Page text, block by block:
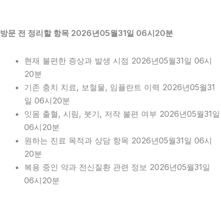
방문 전 정리할 항목 2026년05월31일 06시20분
현재 불편한 증상과 발생 시점 2026년05월31일 06시
20분
기존 충치 치료, 보철물, 임플란트 이력 2026년05월31
일 06시20분
잇몸 출혈, 시림, 붓기, 저작 불편 여부 2026년05월31일
06시20분
원하는 진료 목적과 상담 항목 2026년05월31일 06시
20분
복용 중인 약과 전신질환 관련 정보 2026년05월31일
06시20분